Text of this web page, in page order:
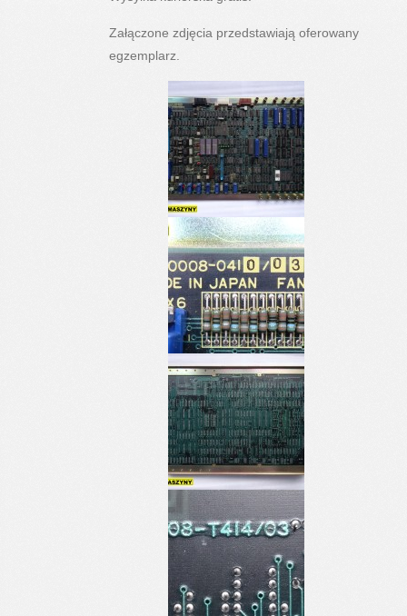
Załączone zdjęcia przedstawiają oferowany
egzemplarz.